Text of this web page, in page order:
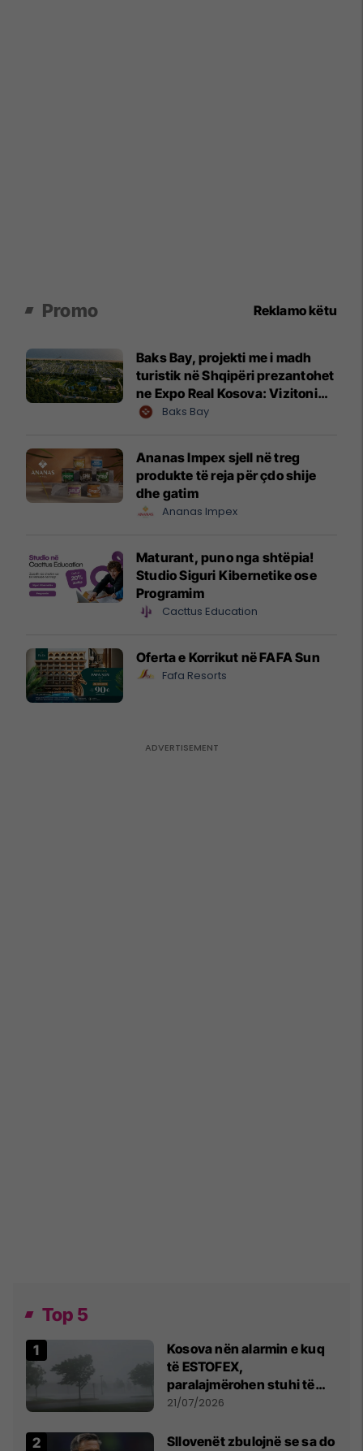
Promo Reklamo këtu
Baks Bay, projekti me i madh
turistik në Shqipëri prezantohet
ne Expo Real Kosova: Vizitoni
shtandin dhe zbuloni
Baks Bay
Ananas Impex sjell në treg
produkte të reja për çdo shije
dhe gatim
Ananas Impex
Maturant, puno nga shtëpia!
Studio Siguri Kibernetike ose
Programim
Cacttus Education
Oferta e Korrikut në FAFA Sun
Fafa Resorts
Top 5
Kosova nën alarmin e kuq
të ESTOFEX,
paralajmërohen stuhi të
fuqishme me breshër dhe
21/07/2026
Sllovenët zbulojnë se sa do